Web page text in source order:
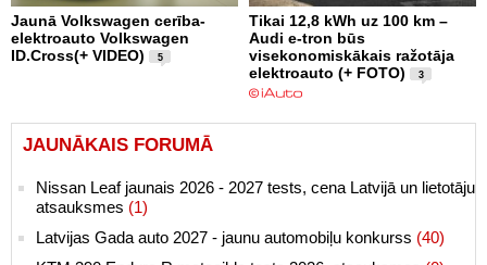
Jaunā Volkswagen cerība-
elektroauto Volkswagen
ID.Cross(+ VIDEO)
5
Tikai 12,8 kWh uz 100 km –
Audi e-tron būs
visekonomiskākais ražotāja
elektroauto (+ FOTO)
3
JAUNĀKAIS FORUMĀ
Nissan Leaf jaunais 2026 - 2027 tests, cena Latvijā un lietotāju
atsauksmes (1)
Latvijas Gada auto 2027 - jaunu automobiļu konkurss (40)